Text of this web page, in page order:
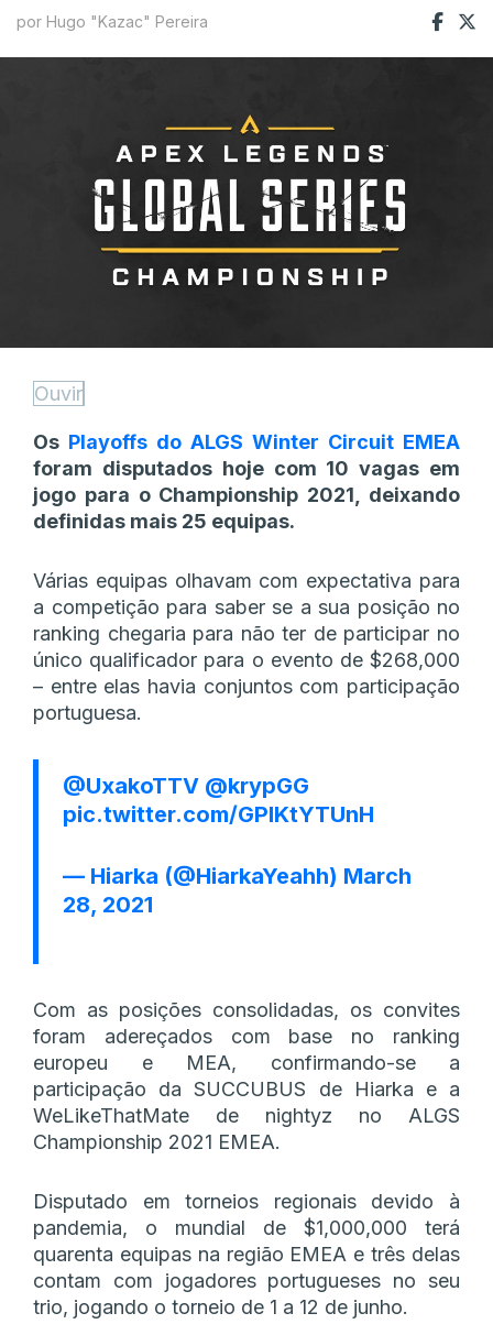
por Hugo "Kazac" Pereira
Ouvir
Os Playoffs do ALGS Winter Circuit EMEA
foram disputados hoje com 10 vagas em
jogo para o Championship 2021, deixando
definidas mais 25 equipas.
Várias equipas olhavam com expectativa para
a competição para saber se a sua posição no
ranking chegaria para não ter de participar no
único qualificador para o evento de $268,000
– entre elas havia conjuntos com participação
portuguesa.
@UxakoTTV @krypGG
pic.twitter.com/GPlKtYTUnH
— Hiarka (@HiarkaYeahh) March
28, 2021
Com as posições consolidadas, os convites
foram adereçados com base no ranking
europeu e MEA, confirmando-se a
participação da SUCCUBUS de Hiarka e a
WeLikeThatMate de nightyz no ALGS
Championship 2021 EMEA.
Disputado em torneios regionais devido à
pandemia, o mundial de $1,000,000 terá
quarenta equipas na região EMEA e três delas
contam com jogadores portugueses no seu
trio, jogando o torneio de 1 a 12 de junho.